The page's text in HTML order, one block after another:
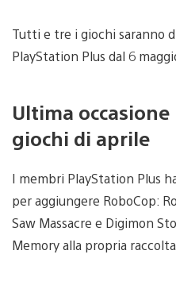
Tutti e tre i giochi saranno
PlayStation Plus dal 6
Ultima occasione
giochi di aprile
I membri PlayStation Plus
per aggiungere RoboCop:
Saw Massacre e Digimon
Memory alla propria